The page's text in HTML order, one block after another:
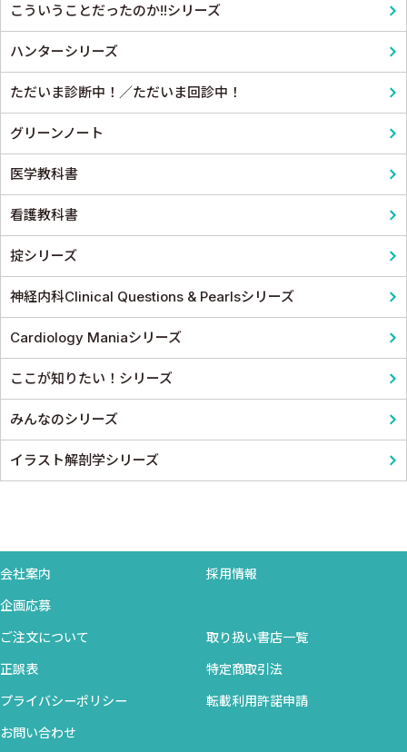
こういうことだったのか!!シリーズ
ハンターシリーズ
ただいま診断中！／ただいま回診中！
グリーンノート
医学教科書
看護教科書
掟シリーズ
神経内科Clinical Questions & Pearlsシリーズ
Cardiology Maniaシリーズ
ここが知りたい！シリーズ
みんなのシリーズ
イラスト解剖学シリーズ
会社案内 採用情報
企画応募
ご注文について 取り扱い書店一覧
正誤表 特定商取引法
プライバシーポリシー 転載利用許諾申請
お問い合わせ